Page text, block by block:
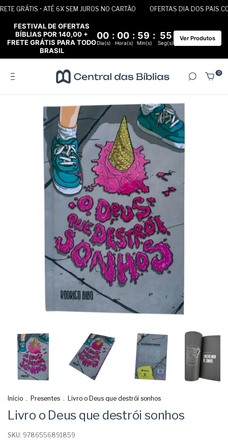
GRÁTIS • ATÉ 6X SEM JUROS NO CARTÃO OFERTAS DIA DOS PAIS
FESTIVAL DE OFERTAS
BÍBLIAS POR 140,00 +
FRETE GRÁTIS PARA TODO
BRASIL
00 : 00 : 59 : 55
Dia(s) Hora(s) Min(s) Seg(s)
Ver Produtos
0
Início . Presentes . Livro o Deus que destrói sonhos
Livro o Deus que destrói sonhos
SKU: 9786556891859